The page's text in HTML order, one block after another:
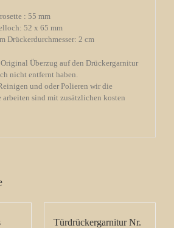
: 55 mm
52 x 65 mm
Drückerdurchmesser: 2 cm
Überzug auf den Drückergarnitur
nicht entfernt haben.
und oder Polieren wir die
arbeiten sind mit zusätzlichen kosten
Türdrückergarnitur Nr.